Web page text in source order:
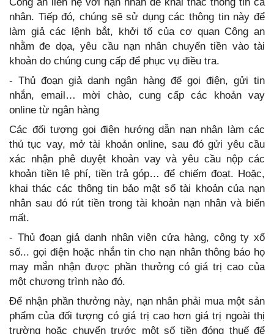
Công an liên hệ với nạn nhân để khai thác thông tin cá
nhân. Tiếp đó, chúng sẽ sử dụng các thông tin này để
làm giả các lệnh bắt, khởi tố của cơ quan Công an
nhằm đe dọa, yêu cầu nạn nhân chuyển tiền vào tài
khoản do chúng cung cấp để phục vụ điều tra.
- Thủ đoạn giả danh ngân hàng để gọi điện, gửi tin
nhắn, email… mời chào, cung cấp các khoản vay
online từ ngân hàng
Các đối tượng gọi điện hướng dẫn nạn nhân làm các
thủ tục vay, mở tài khoản online, sau đó gửi yêu cầu
xác nhận phê duyệt khoản vay và yêu cầu nộp các
khoản tiền lệ phí, tiền trả góp… để chiếm đoạt. Hoặc,
khai thác các thông tin bảo mật số tài khoản của nạn
nhân sau đó rút tiền trong tài khoản nạn nhân và biến
mất.
- Thủ đoạn giả danh nhân viên cửa hàng, công ty xổ
số... gọi điện hoặc nhắn tin cho nạn nhân thông báo họ
may mắn nhận được phần thưởng có giá trị cao của
một chương trình nào đó.
Để nhận phần thưởng này, nạn nhân phải mua một sản
phẩm của đối tượng có giá trị cao hơn giá trị ngoài thị
trường hoặc chuyển trước một số tiền đóng thuế để